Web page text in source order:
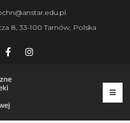
8, 33-100 Tarnów, Polska